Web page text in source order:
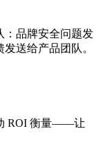
：品牌安全问题发
送给产品团队。
ROI 衡量——让